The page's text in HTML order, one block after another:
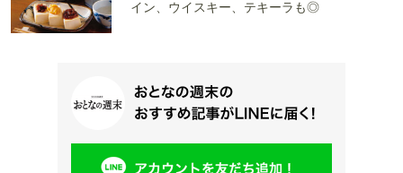
イン、ウイスキー、テキーラも◎